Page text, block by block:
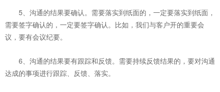
5、沟通的结果要确认。需要落实到纸面的，一定要落实到纸面，
需要签字确认的，一定要签字确认。比如，我们与客户开的重要会
议，要有会议纪要。
6、沟通的结果要有跟踪和反馈。需要持续反馈结果的，要对沟通
达成的事项进行跟踪、反馈、落实。